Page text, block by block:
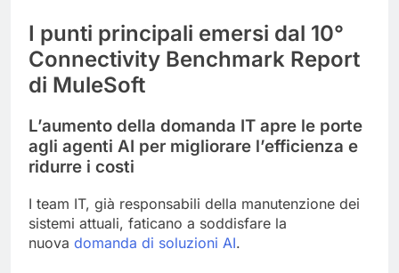
I punti principali emersi dal 10°
Connectivity Benchmark Report
di MuleSoft
L’aumento della domanda IT apre le porte
agli agenti AI per migliorare l’efficienza e
ridurre i costi
I team IT, già responsabili della manutenzione dei
sistemi attuali, faticano a soddisfare la
nuova domanda di soluzioni AI.